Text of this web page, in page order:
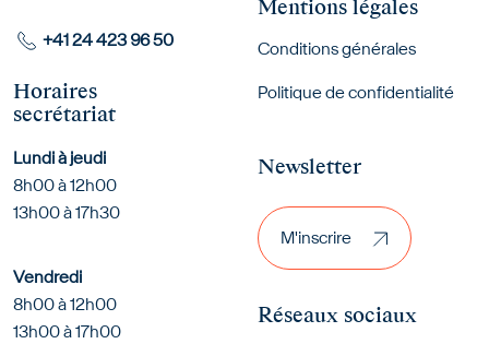
Mentions légales
Conditions générales
Politique de confidentialité
+41 24 423 96 50
Horaires
secrétariat
Lundi à jeudi
8h00 à 12h00
13h00 à 17h30
Vendredi
8h00 à 12h00
13h00 à 17h00
Newsletter
M'inscrire
M'inscrire
Réseaux sociaux